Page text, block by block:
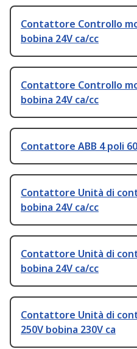
Contattore Controllo
bobina 24V ca/cc
Contattore Controllo
bobina 24V ca/cc
Contattore ABB 4 poli
Contattore Unità di
bobina 24V ca/cc
Contattore Unità di
bobina 24V ca/cc
Contattore Unità di
250V bobina 230V ca